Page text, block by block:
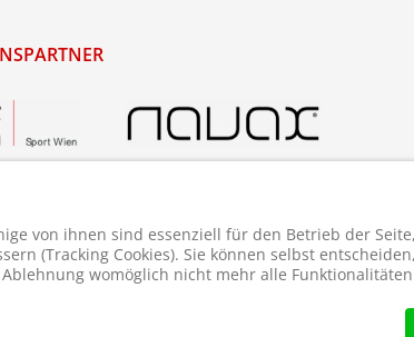
von ihnen sind essenziell für den Betrieb der
(Tracking Cookies). Sie können selbst
womöglich nicht mehr alle